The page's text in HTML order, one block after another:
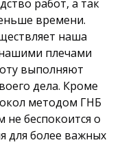
работ, а так
времени.
наша
плечами
выполняют
дела. Кроме
методом ГНБ
беспокоится о
для более важных